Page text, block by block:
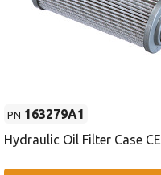
PN 163279A1
Hydraulic Oil Filter Case CE